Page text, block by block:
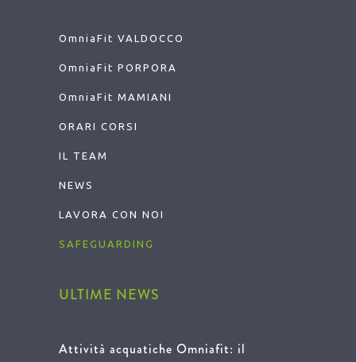
OmniaFit VALDOCCO
OmniaFit PORPORA
OmniaFit MAMIANI
ORARI CORSI
IL TEAM
NEWS
LAVORA CON NOI
SAFEGUARDING
ULTIME NEWS
Attività acquatiche Omniafit: il